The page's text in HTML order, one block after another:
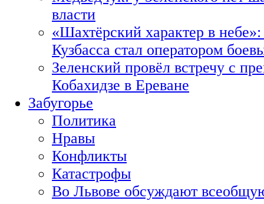
власти
«Шахтёрский характер в
Кузбасса стал оператором
Зеленский провёл встречу с
Кобахидзе в Ереване
Забугорье
Политика
Нравы
Конфликты
Катастрофы
Во Львове обсуждают